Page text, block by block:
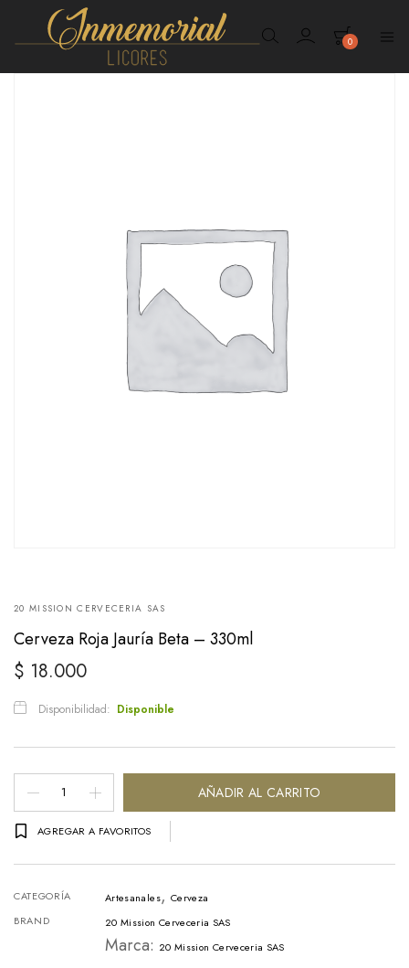
Inmemorial
0
20 MISSION CERVECERIA SAS
Cerveza Roja Jauría Beta – 330ml
$ 18.000
Disponibilidad: Disponible
Cerveza
Roja
Jauría
Beta
-
330ml
AÑADIR AL CARRITO
AGREGAR A FAVORITOS
CATEGORÍA Artesanales, Cerveza
BRAND
20 Mission Cerveceria SAS
Marca: 20 Mission Cerveceria SAS